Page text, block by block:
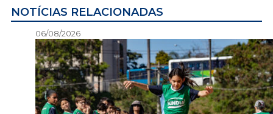
NOTÍCIAS RELACIONADAS
06/08/2026